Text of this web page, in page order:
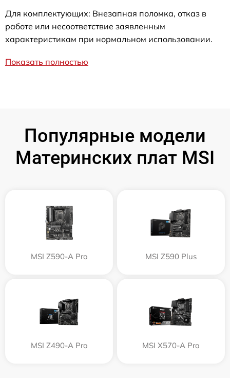
Для комплектующих: Внезапная поломка, отказ в
работе или несоответствие заявленным
характеристикам при нормальном использовании.
Показать полностью
Популярные модели
Материнских плат MSI
MSI Z590-A Pro MSI Z590 Plus
MSI Z490-A Pro MSI X570-A Pro